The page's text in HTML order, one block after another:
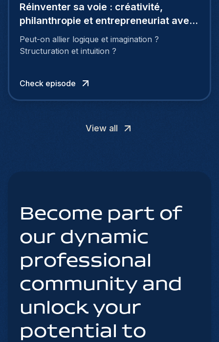
Réinventer sa voie : créativité,
philanthropie et entrepreneuriat avec
Marie Logé
Peut-on allier logique et imagination ?
Structuration et intuition ?
Check episode
View all
Become part of
our dynamic
professional
community and
unlock your
potential to